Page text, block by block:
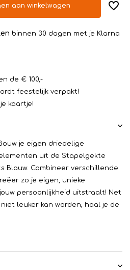
aan winkelwagen
binnen 30 dagen met je Klarna
de € 100,-
feestelijk verpakt!
kaartje!
je eigen driedelige
uit de Stapelgekte
Blauw. Combineer verschillende
zo je eigen, unieke
persoonlijkheid uitstraalt! Net
leuker kan worden, haal je de